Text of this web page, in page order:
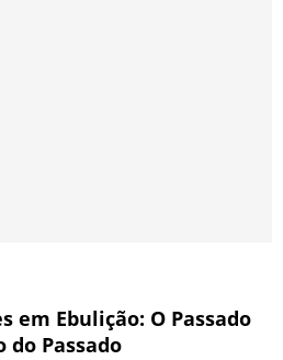
em Ebulição: O Passado
Passado